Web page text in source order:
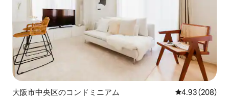
大阪市中央区のコンドミニアム レビュー208
4.93 (208)